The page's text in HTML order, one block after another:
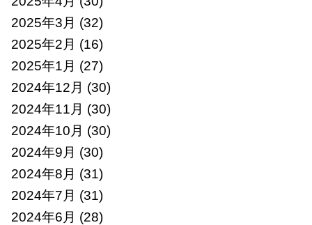
2025年3月 (32)
2025年2月 (16)
2025年1月 (27)
2024年12月 (30)
2024年11月 (30)
2024年10月 (30)
2024年9月 (30)
2024年8月 (31)
2024年7月 (31)
2024年6月 (28)